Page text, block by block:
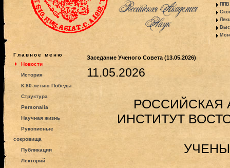
ППВ
Главное меню
Новости
История
К 80-летию Победы
Структура
Personalia
Научная жизнь
Рукописные
сокровища
Публикации
Лекторий
Заседание Ученого Совета (13.05.2026)
11.05.2026
РОССИЙСКАЯ
ИНСТИТУТ